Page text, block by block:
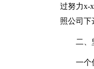
过努力x-
照公司下
二、
一个